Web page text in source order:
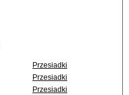
Przesiadki
Przesiadki
Przesiadki